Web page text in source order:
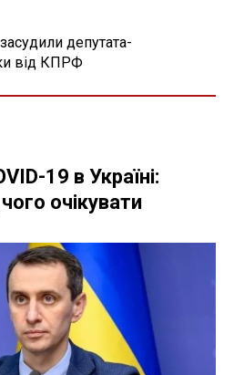
депутата-
від КПРФ
19 в Україні:
очікувати